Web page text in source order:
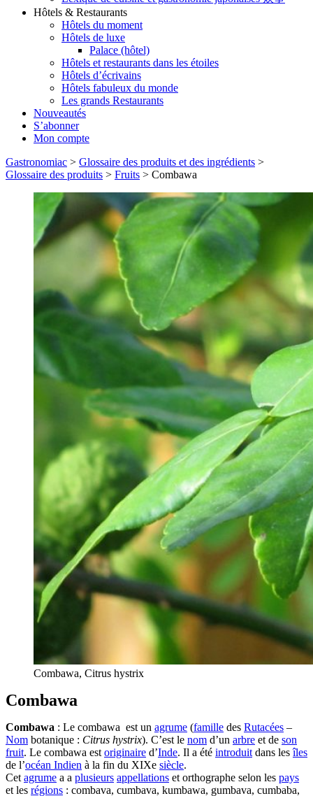
Hôtels & Restaurants
Hôtels du moment
Hôtels de luxe
Palace (hôtel)
Hôtels et restaurants dans les étoiles
Hôtels d’écrivains
Hôtels fabuleux du monde
Les grands Restaurants
Nouveautés
S’abonner
Mon compte
Gastronomiac > Glossaire des produits et des ingrédients >
Glossaire des produits > Fruits > Combawa
Combawa, Citrus hystrix
Combawa
Combawa : Le combawa est un agrume (famille des Rutacées –
Nom botanique : Citrus hystrix). C’est le nom d’un arbre et de son
fruit. Le combawa est originaire d’Inde. Il a été introduit dans lesîles
de l’océan Indien à la fin du XIXe siècle.
Cet agrume a a plusieurs appellations et orthographe selon les pays
et les régions : combava, cumbava, kumbawa, gumbava, cumbaba,